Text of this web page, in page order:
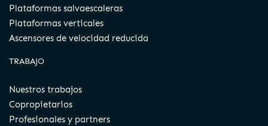
Plataformas salvaescaleras
Plataformas verticales
Ascensores de velocidad reducida
TRABAJO
Nuestros trabajos
Copropietarios
Profesionales y partners